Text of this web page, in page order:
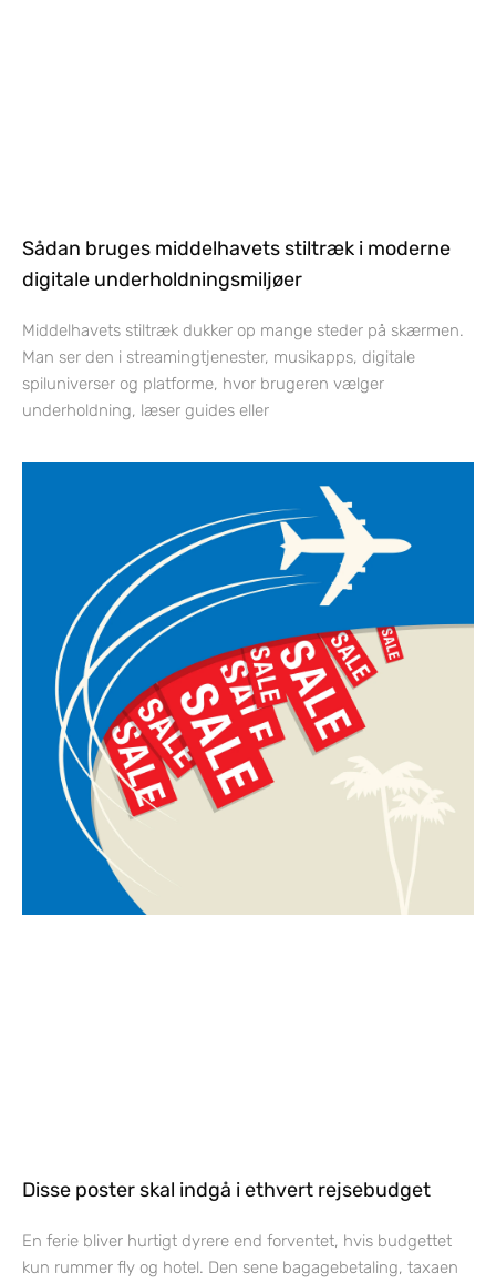
Sådan bruges middelhavets stiltræk i moderne
digitale underholdningsmiljøer
Middelhavets stiltræk dukker op mange steder på skærmen.
Man ser den i streamingtjenester, musikapps, digitale
spiluniverser og platforme, hvor brugeren vælger
underholdning, læser guides eller
Disse poster skal indgå i ethvert rejsebudget
En ferie bliver hurtigt dyrere end forventet, hvis budgettet
kun rummer fly og hotel. Den sene bagagebetaling, taxaen